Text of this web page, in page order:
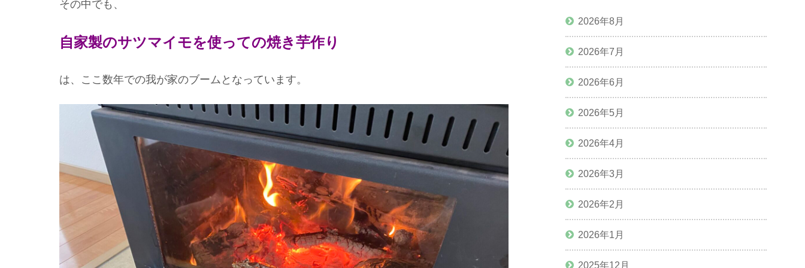
その中でも、
自家製のサツマイモを使っての焼き芋作り
は、ここ数年での我が家のブームとなっています。
2026年8月
2026年7月
2026年6月
2026年5月
2026年4月
2026年3月
2026年2月
2026年1月
2025年12月